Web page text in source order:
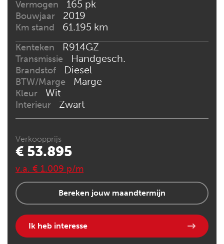
Vermogen 165 pk
Bouwjaar 2019
Km stand 61.195 km
Kenteken R914GZ
Transmissie Handgesch.
Brandstof Diesel
BTW/Marge Marge
Kleur Wit
Interieur Zwart
Verkoopprijs
€ 53.895
v.a. € 1.009 p/m
Bereken jouw maandtermijn
Ik heb interesse